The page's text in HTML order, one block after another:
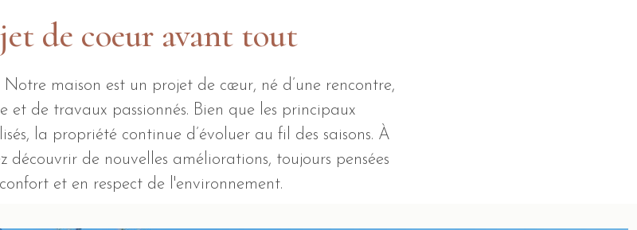
de coeur avant tout
maison est un projet de cœur, né d’une rencontre,
et de travaux passionnés. Bien que les principaux
la propriété continue d’évoluer au fil des saisons. À
découvrir de nouvelles améliorations, toujours pensées
et en respect de l'environnement.